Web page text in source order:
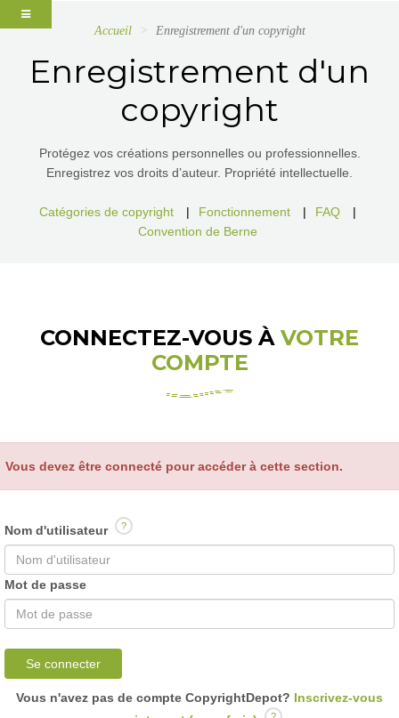
Accueil Enregistrement d'un copyright
Enregistrement d'un
copyright
Protégez vos créations personnelles ou professionnelles.
Enregistrez vos droits d’auteur. Propriété intellectuelle.
Catégories de copyright | Fonctionnement | FAQ
|
Convention de Berne
CONNECTEZ-VOUS À VOTRE
COMPTE
Vous devez être connecté pour accéder à cette section.
Nom d'utilisateur ?
Mot de passe
Se connecter
Vous n'avez pas de compte CopyrightDepot? Inscrivez-vous